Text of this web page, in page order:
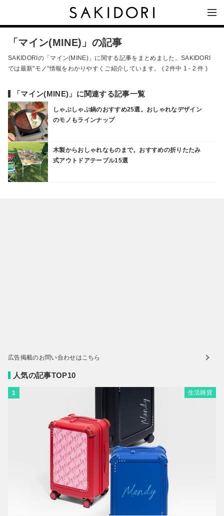
「マイン(MINE)」の記事
SAKIDORIの「マイン(MINE)」に関する記事をまとめました。SAKIDORI
では最新"モノ"情報をわかりやすくご紹介しています。 ( 2件中 1 - 2 件 )
「マイン(MINE)」に関連する記事一覧
しゃぶしゃぶ鍋のおすすめ25選。おしゃれなデザイン
のモノもラインナップ
木製からおしゃれなものまで。おすすめの折りたたみ
式アウトドアテーブル15選
広告掲載のお問い合わせはこちら
人気の記事TOP10
1 生活雑貨